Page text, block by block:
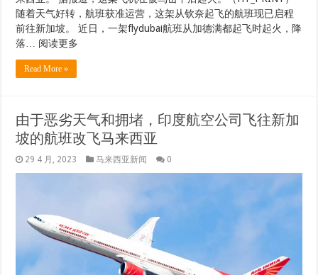
来西亚。 据报道，这架飞机在被鸟击中后起火。（HT_PRINT）
随着天气好转，航班获准运营，这架从钦奈起飞的航班现已启程
前往新加坡。 近日，一架flydubai航班从加德满都起飞时起火，降
落… 阅读更多
Read More »
由于恶劣天气和拥堵，印度航空公司飞往新加
坡的航班改飞马来西亚